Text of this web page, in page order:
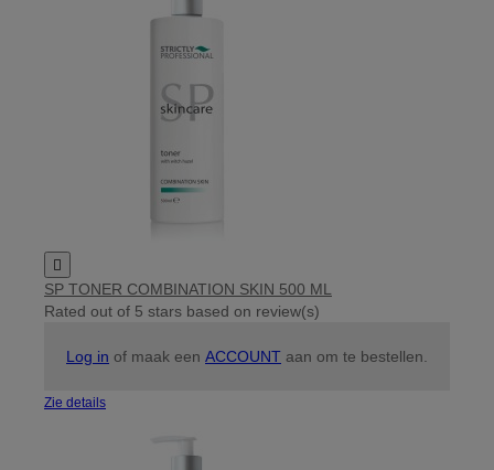

SP TONER COMBINATION SKIN 500 ML
Rated out of 5 stars based on review(s)
Log in of maak een ACCOUNT aan om te bestellen.
Zie details